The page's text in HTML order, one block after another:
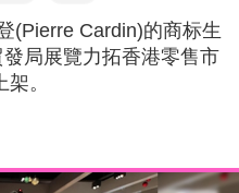
(Pierre Cardin)的商标生
局展覽力拓香港零售市
。